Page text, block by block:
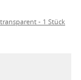
- 1 Stück